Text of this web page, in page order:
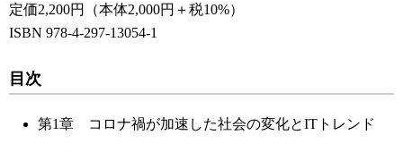
定価2,200円（本体2,000円＋税10%）
ISBN 978-4-297-13054-1
目次
第1章 コロナ禍が加速した社会の変化とITトレンド